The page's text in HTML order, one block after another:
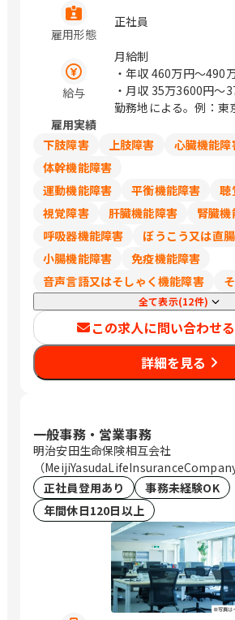
町
雇用形態
正社員
給与
月給制
・年収 460万円〜490
・月収 35万3600円〜
勤務地による。例：東
雇用実績
下肢障害
上肢障害
心臓機能障
体幹機能障害
運動機能障害
平衡機能障害
聴
視覚障害
肝臓機能障害
腎臓
呼吸器機能障害
ぼうこう又は直
小腸機能障害
免疫機能障害
音声言語又はそしゃく機能障害
全て表示(12件)
この求人に問い合わせる
詳細を見る
一般事務・営業事務
明治安田生命保険相互会社
（MeijiYasudaLifeInsuranceCompany
正社員登用あり
事務未経験OK
年間休日120日以上